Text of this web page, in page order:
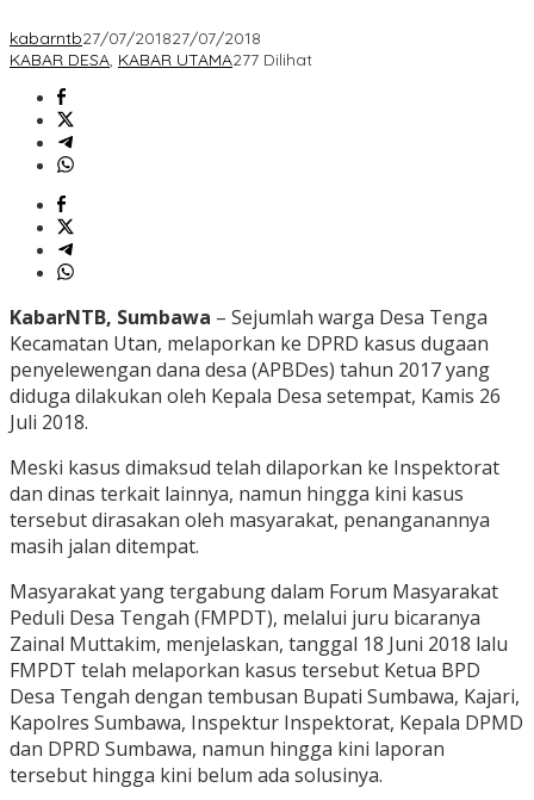
kabarntb27/07/201827/07/2018
KABAR DESA, KABAR UTAMA277 Dilihat
KabarNTB, Sumbawa – Sejumlah warga Desa Tenga
Kecamatan Utan, melaporkan ke DPRD kasus dugaan
penyelewengan dana desa (APBDes) tahun 2017 yang
diduga dilakukan oleh Kepala Desa setempat, Kamis 26
Juli 2018.
Meski kasus dimaksud telah dilaporkan ke Inspektorat
dan dinas terkait lainnya, namun hingga kini kasus
tersebut dirasakan oleh masyarakat, penanganannya
masih jalan ditempat.
Masyarakat yang tergabung dalam Forum Masyarakat
Peduli Desa Tengah (FMPDT), melalui juru bicaranya
Zainal Muttakim, menjelaskan, tanggal 18 Juni 2018 lalu
FMPDT telah melaporkan kasus tersebut Ketua BPD
Desa Tengah dengan tembusan Bupati Sumbawa, Kajari,
Kapolres Sumbawa, Inspektur Inspektorat, Kepala DPMD
dan DPRD Sumbawa, namun hingga kini laporan
tersebut hingga kini belum ada solusinya.